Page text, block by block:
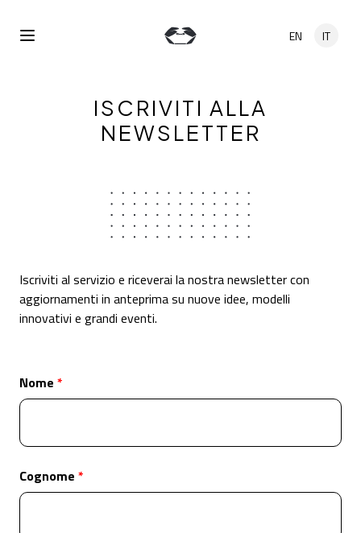
Open Menu
EN IT
ISCRIVITI ALLA
NEWSLETTER
Iscriviti al servizio e riceverai la nostra newsletter con
aggiornamenti in anteprima su nuove idee, modelli
innovativi e grandi eventi.
Nome
Cognome